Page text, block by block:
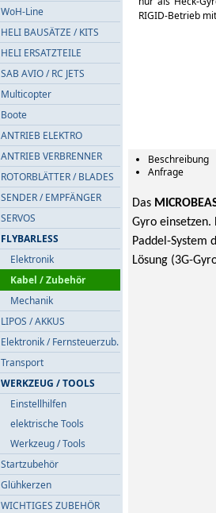
WoH-Line
HELI BAUSÄTZE / KITS
HELI ERSATZTEILE
SAB AVIO / RC JETS
Multicopter
Boote
ANTRIEB ELEKTRO
ANTRIEB VERBRENNER
ROTORBLÄTTER / BLADES
SENDER / EMPFÄNGER
SERVOS
FLYBARLESS
Elektronik
Kabel / Zubehör
Mechanik
LIPOS / AKKUS
Elektronik / Fernsteuerzub.
Transport
WERKZEUG / TOOLS
Einstellhilfen
elektrische Tools
Werkzeug / Tools
Startzubehör
Glühkerzen
WICHTIGES ZUBEHÖR
RIGID-Betrieb
Beschreibung
Anfrage
Das
Gyro
Paddel-System
Lösung (3G-